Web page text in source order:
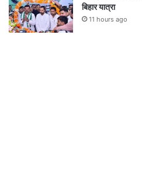
बिहार यात्रा
11 hours ago